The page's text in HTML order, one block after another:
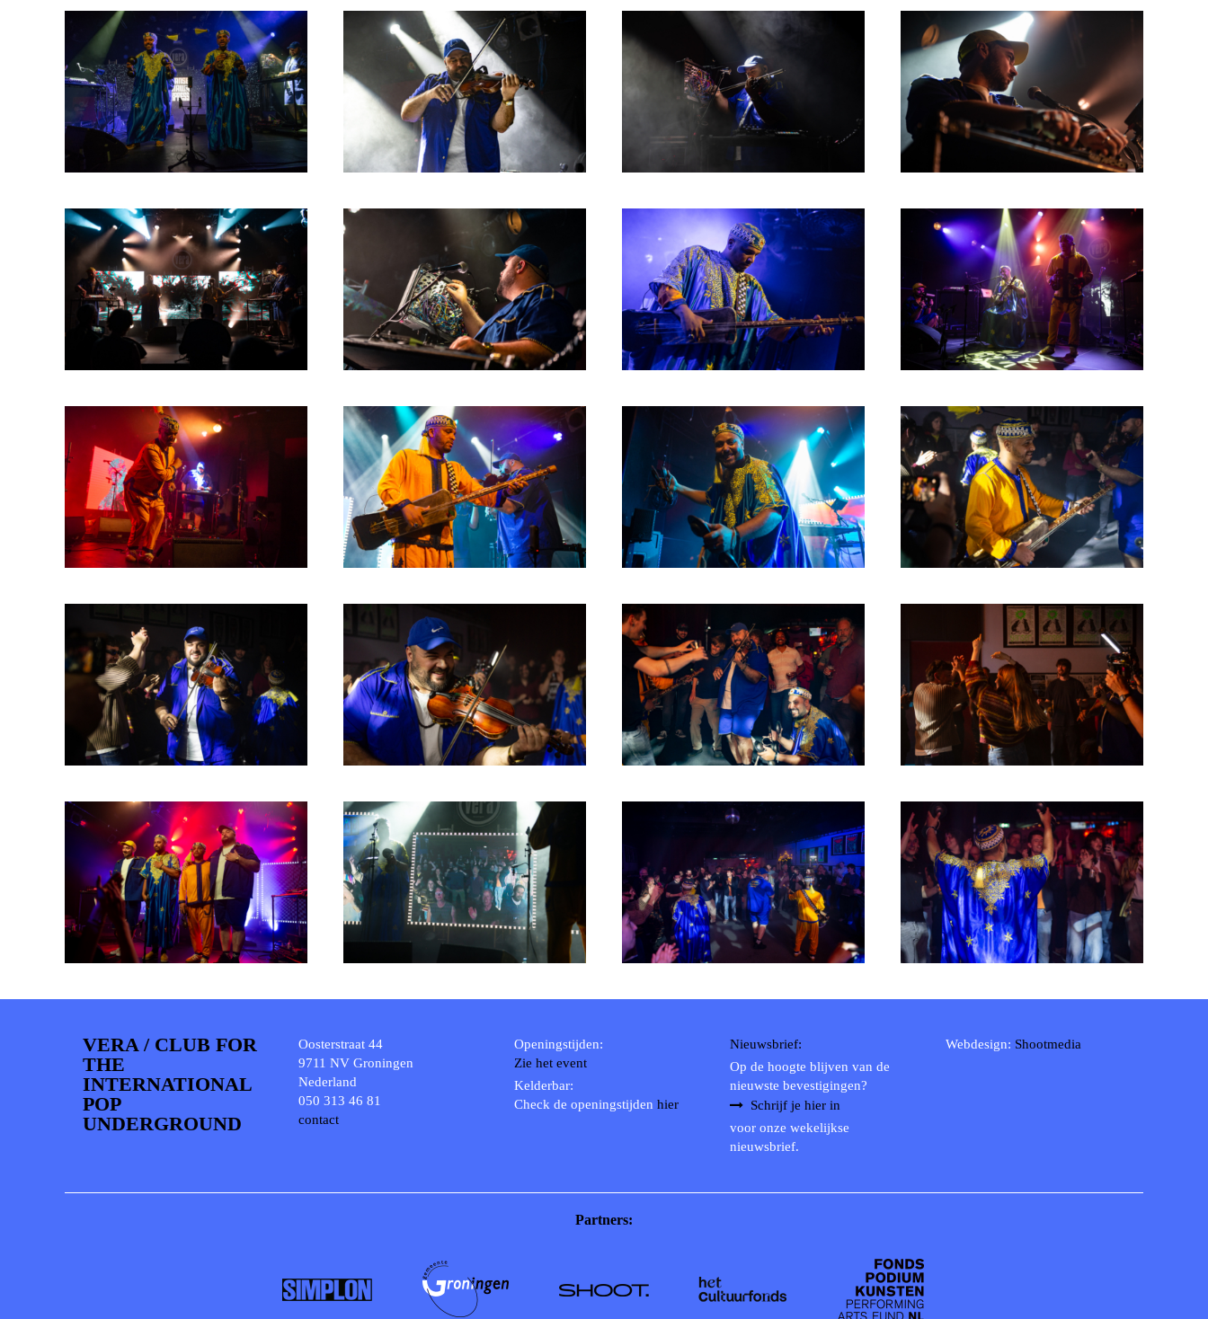
SIMONE V/D HEIJDEN
MISCHA VEENEMA
BOB DE VRIES
SASKIA LUDDEN
CASHMYRA ROZENDAAL
ERYN BOSMA
ESTHER
ELINE KAMMINGA
KAREN SAAMAN
2025
2024
2023
2022
2021
2020
2017
2015
2014
2013
2012
2011
2009
2007
2006
2004
2003
2000
1996
1993
1992
1991
1989
1986
1983
1982
1980
1979
VERA / CLUB FOR
THE
INTERNATIONAL
POP
UNDERGROUND
Oosterstraat 44
9711 NV Groningen
Nederland
050 313 46 81
contact
Openingstijden:
Zie het event
Kelderbar:
Check de openingstijden hier
Nieuwsbrief:
Op de hoogte blijven van de
nieuwste bevestigingen?
Schrijf je hier in
voor onze wekelijkse
nieuwsbrief.
Webdesign: Shootmedia
Partners: